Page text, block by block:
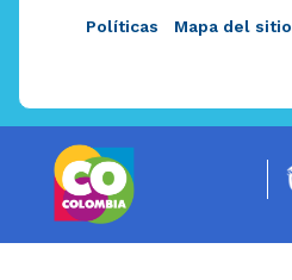
Políticas Mapa del sitio